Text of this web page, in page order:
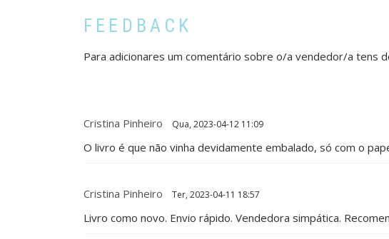
FEEDBACK
Para adicionares um comentário sobre o/a vendedor/a tens
Cristina Pinheiro Qua, 2023-04-12 11:09
O livro é que não vinha devidamente embalado, só com o
Cristina Pinheiro Ter, 2023-04-11 18:57
Livro como novo. Envio rápido. Vendedora simpática.